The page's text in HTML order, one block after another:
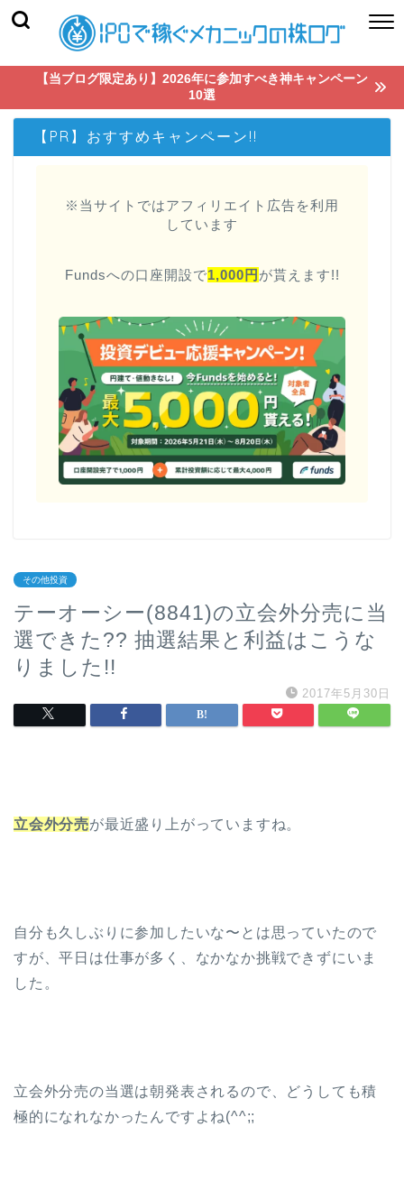
【当ブログ限定あり】2026年に参加すべき神キャンペーン
10選
【PR】おすすめキャンペーン!!
※当サイトではアフィリエイト広告を利用
しています
Fundsへの口座開設で1,000円 が貰えます!!
その他投資
テーオーシー(8841)の立会外分売に当
選できた?? 抽選結果と利益はこうな
りました!!
2017年5月30日
立会外分売が最近盛り上がっていますね。
自分も久しぶりに参加したいな〜とは思っていたので
すが、平日は仕事が多く、なかなか挑戦できずにいま
した。
立会外分売の当選は朝発表されるので、どうしても積
極的になれなかったんですよね(^^;;